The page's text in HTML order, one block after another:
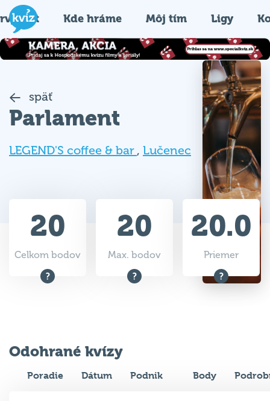
Kde hráme Môj tím Ligy
späť
Parlament
LEGEND'S coffee & bar , Lučenec
20
Celkom bodov
20
Max. bodov
20.0
Priemer
Odohrané kvízy
Poradie Dátum Podnik Body